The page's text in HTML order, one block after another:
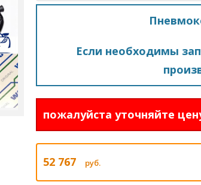
Если необходимы
пожалуйста уточняйте
52 767 руб.